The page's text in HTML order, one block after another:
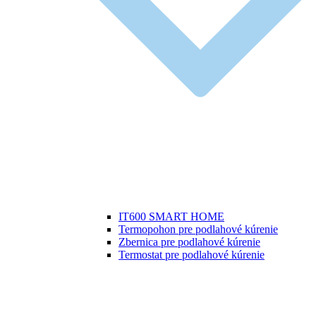
IT600 SMART HOME
Termopohon pre podlahové kúrenie
Zbernica pre podlahové kúrenie
Termostat pre podlahové kúrenie